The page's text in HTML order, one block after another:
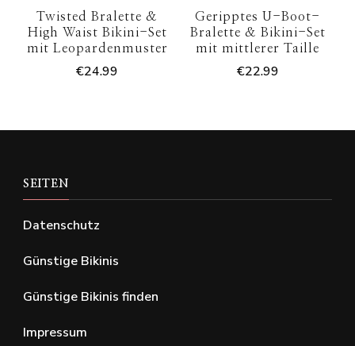
Twisted Bralette &
High Waist Bikini-Set
mit Leopardenmuster
€24.99
Geripptes U-Boot-
Bralette & Bikini-Set
mit mittlerer Taille
€22.99
SEITEN
Datenschutz
Günstige Bikinis
Günstige Bikinis finden
Impressum